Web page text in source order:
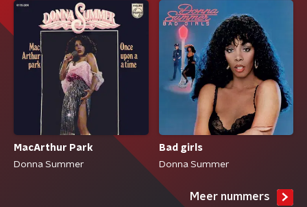
MacArthur Park
Donna Summer
Bad girls
Donna Summer
Meer nummers